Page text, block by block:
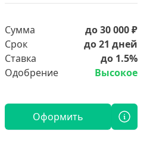
Сумма
до 30 000 ₽
Срок
до 21 дней
Ставка
до 1.5%
Одобрение
Высокое
Оформить